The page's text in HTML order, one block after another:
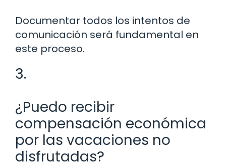
Documentar todos los intentos de
comunicación será fundamental en
este proceso.
3.
¿Puedo recibir
compensación económica
por las vacaciones no
disfrutadas?